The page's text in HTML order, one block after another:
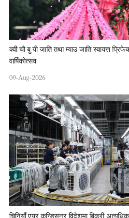
क्वी चौ बु यी जाति तथा म्याउ जाति स्वायत्त
वार्षिकोत्सव
09-Aug-2026